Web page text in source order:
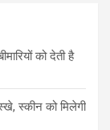
को देती है
स्कीन को मिलेगी